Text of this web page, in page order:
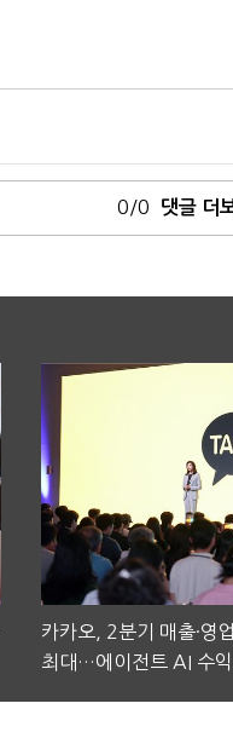
0/0 댓글 더
카카오, 2분기 매출·영
최대…에이전트 AI 수